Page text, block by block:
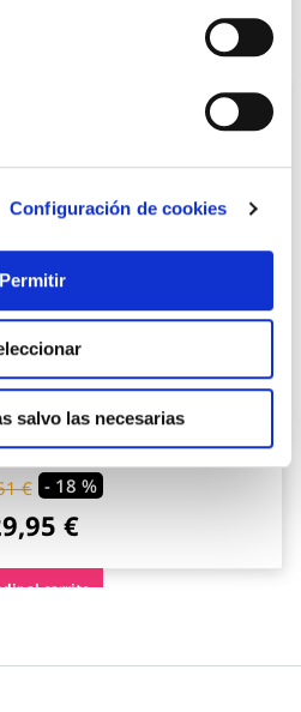
Configuración de cookies
Permitir
salvo las necesarias
ESPECIAL
c/ruedas ø 33-50 mm
import
Import
€ - 18 %
€
al carrito